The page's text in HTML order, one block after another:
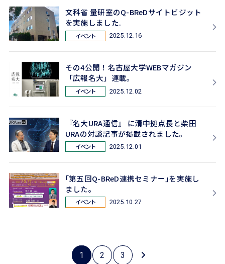
文科省 量研室のQ-BReDサイトビジット
を実施しました.
イベント 2025.12.16
その4公開！名古屋大学WEBマガジン
「広報名大」連載。
イベント 2025.12.02
『名大URA通信』 に清中拠点長と柴田
URAの対談記事が掲載されました。
イベント 2025.12.01
｢第五回Q-BReD連携セミナー｣を実施し
ました。
イベント 2025.10.27
1 2 3